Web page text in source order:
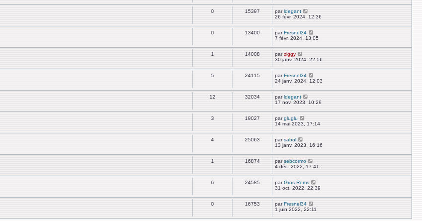
0 15397 parldegant
26 févr. 2024, 12:36
0 13400 parFresnel34
7 févr. 2024, 13:05
1 14008 parziggy
30 janv. 2024, 22:56
5 24115 parFresnel34
24 janv. 2024, 12:03
12 32034 parldegant
17 nov. 2023, 10:29
3 19027 pargluglu
14 mai 2023, 17:14
4 25063 parsabol
13 janv. 2023, 16:16
1 16874 parsebcormo
4 déc. 2022, 17:41
6 24585 parGros Rems
31 oct. 2022, 22:39
0 16753 parFresnel34
1 juin 2022, 22:11